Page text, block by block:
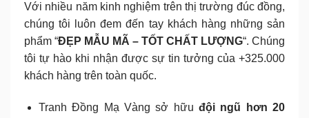
Với nhiều năm kinh nghiệm trên thị trường đúc đồng,
chúng tôi luôn đem đến tay khách hàng những sản
phẩm “ĐẸP MẪU MÃ – TỐT CHẤT LƯỢNG“. Chúng
tôi tự hào khi nhận được sự tin tưởng của +325.000
khách hàng trên toàn quốc.
Tranh Đồng Mạ Vàng sở hữu đội ngũ hơn 20